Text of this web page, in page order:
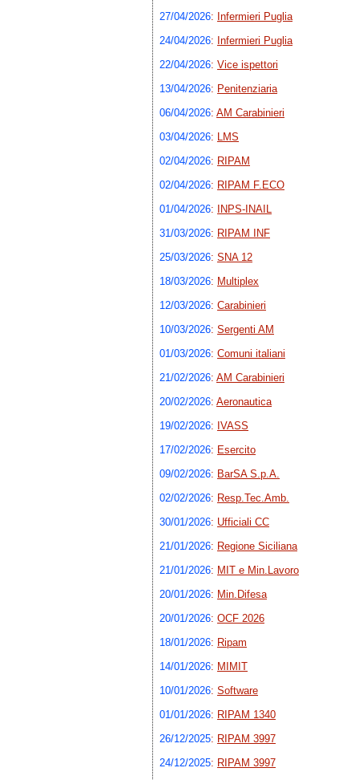
27/04/2026: Infermieri Puglia
24/04/2026: Infermieri Puglia
22/04/2026: Vice ispettori
13/04/2026: Penitenziaria
06/04/2026: AM Carabinieri
03/04/2026: LMS
02/04/2026: RIPAM
02/04/2026: RIPAM F.ECO
01/04/2026:
INPS-INAIL
31/03/2026: RIPAM INF
25/03/2026: SNA 12
18/03/2026: Multiplex
12/03/2026: Carabinieri
10/03/2026: Sergenti AM
01/03/2026: Comuni italiani
21/02/2026: AM Carabinieri
20/02/2026: Aeronautica
19/02/2026: IVASS
17/02/2026: Esercito
09/02/2026: BarSA S.p.A.
02/02/2026: Resp.Tec.Amb.
30/01/2026: Ufficiali CC
21/01/2026: Regione Siciliana
21/01/2026: MIT e Min.Lavoro
20/01/2026: Min.Difesa
20/01/2026: OCF 2026
18/01/2026: Ripam
14/01/2026: MIMIT
10/01/2026: Software
01/01/2026: RIPAM 1340
26/12/2025: RIPAM 3997
24/12/2025: RIPAM 3997